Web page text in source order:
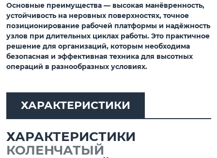
Основные преимущества — высокая манёвренность,
устойчивость на неровных поверхностях, точное
позиционирование рабочей платформы и надёжность
узлов при длительных циклах работы. Это практичное
решение для организаций, которым необходима
безопасная и эффективная техника для высотных
операций в разнообразных условиях.
ХАРАКТЕРИСТИКИ
ХАРАКТЕРИСТИКИ
КОЛЕНЧАТЫЙ